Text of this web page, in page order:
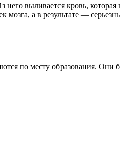
выливается кровь,
мозга, а в результате —
по месту образования. Они